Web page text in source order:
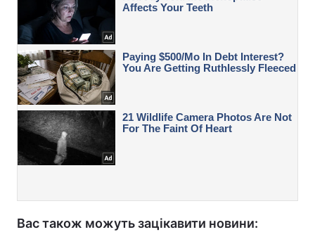
Вас також можуть зацікавити новини: